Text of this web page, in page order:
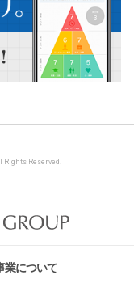
Reserved.
業について